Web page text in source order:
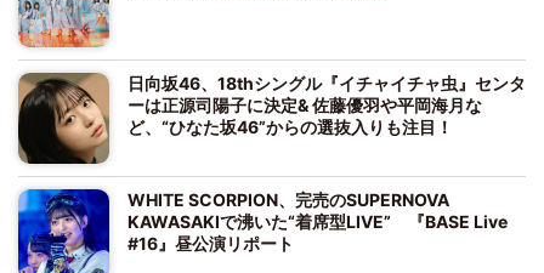
日向坂46、18thシングル『イチャイチャ虫』センタ
ーは正源司陽子に決定& 佐藤優羽や平岡海月な
ど、“ひなた坂46”からの選抜入りも注目！
WHITE SCORPION、完売のSUPERNOVA
KAWASAKIで沸いた“着席型LIVE” 『BASE Live
#16』昼公演リポート